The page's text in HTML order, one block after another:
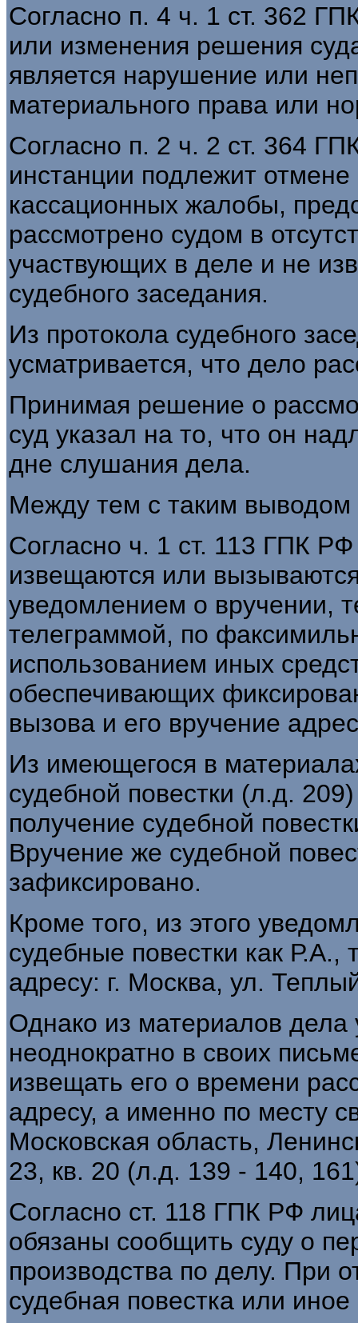
Согласно п. 4 ч. 1 ст. 362
или изменения решения
является нарушение или
материального права или
Согласно п. 2 ч. 2 ст. 364
инстанции подлежит
кассационных жалобы,
рассмотрено судом в
участвующих в деле и не
судебного заседания.
Из протокола судебного
усматривается, что дело
Принимая решение о
суд указал на то, что он
дне слушания дела.
Между тем с таким выводом
Согласно ч. 1 ст. 113 ГПК
извещаются или
уведомлением о вручении,
телеграммой, по
использованием иных
обеспечивающих
вызова и его вручение
Из имеющегося в
судебной повестки (л.д.
получение судебной
Вручение же судебной
зафиксировано.
Кроме того, из этого
судебные повестки как
адресу: г. Москва, ул.
Однако из материалов дела
неоднократно в своих
извещать его о времени
адресу, а именно по месту
Московская область,
23, кв. 20 (л.д. 139 - 140,
Согласно ст. 118 ГПК РФ
обязаны сообщить суду о
производства по делу. При
судебная повестка или